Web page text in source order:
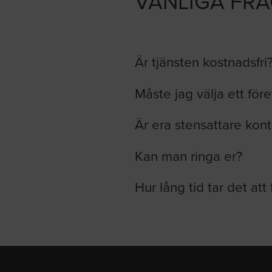
Är tjänsten
Måste jag välja ett
Är era stensattare
Kan man ringa er?
Hur lång tid tar det att